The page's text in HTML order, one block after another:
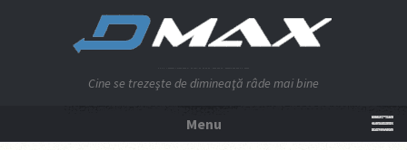
Cine se trezeşte de dimineaţă râde mai bine
Menu